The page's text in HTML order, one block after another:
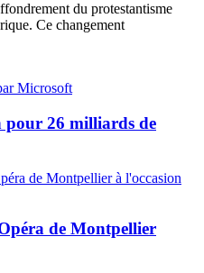
du protestantisme
Ce changement
pour 26 milliards de
de Montpellier